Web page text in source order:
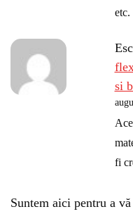
etc.
si
fi
Suntem aici pentru a